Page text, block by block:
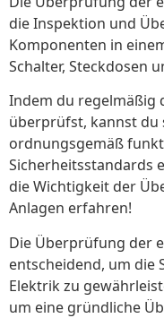
die Inspektion und
Komponenten in
Schalter, Steckdosen
Indem du regelmäßig
überprüfst, kannst du
ordnungsgemäß
Sicherheitsstandards
die Wichtigkeit der
Anlagen erfahren!
Die Überprüfung der
entscheidend, um die
Elektrik zu
um eine gründliche